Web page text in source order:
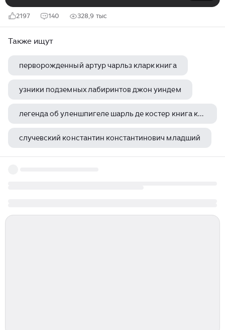
2197 140 328,9 тыс
Также ищут
перворожденный артур чарльз кларк книга
узники подземных лабиринтов джон уиндем
легенда об уленшпигеле шарль де костер книга краткое содержание
случевский константин константинович младший